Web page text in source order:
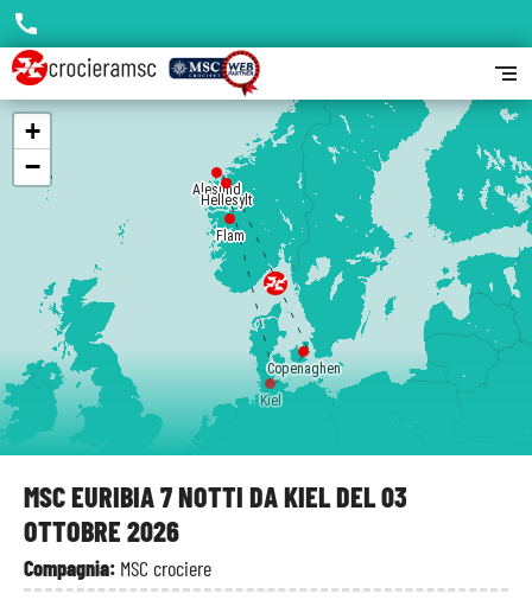
MSC EURIBIA 7 NOTTI DA KIEL DEL 03
OTTOBRE 2026
Compagnia: MSC crociere
Kiel
Copenaghen
Hellesylt
Alesund
Flam
+
−
call
segment